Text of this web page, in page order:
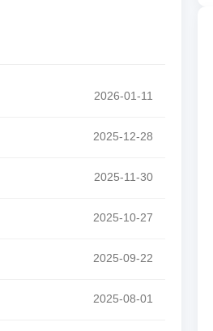
2026-01-11
2025-12-28
2025-11-30
2025-10-27
2025-09-22
2025-08-01